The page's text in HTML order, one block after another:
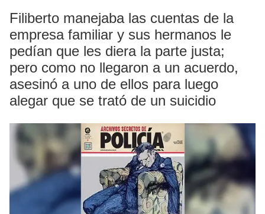
Filiberto manejaba las cuentas de la
empresa familiar y sus hermanos le
pedían que les diera la parte justa;
pero como no llegaron a un acuerdo,
asesinó a uno de ellos para luego
alegar que se trató de un suicidio